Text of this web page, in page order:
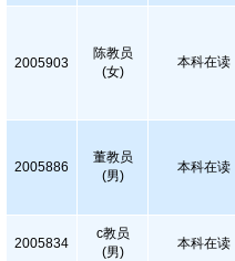
2005903
陈教员
(女)
本科在读
2005886
董教员
(男)
本科在读
2005834
c教员
(男)
本科在读